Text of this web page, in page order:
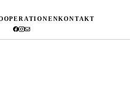
KONTAKT